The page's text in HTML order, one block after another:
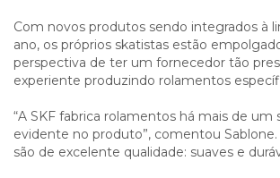
Com novos produtos sendo integrados à
ano, os próprios skatistas estão
perspectiva de ter um fornecedor tão
experiente produzindo rolamentos
“A SKF fabrica rolamentos há mais de um
evidente no produto”, comentou Sablone.
são de excelente qualidade: suaves e